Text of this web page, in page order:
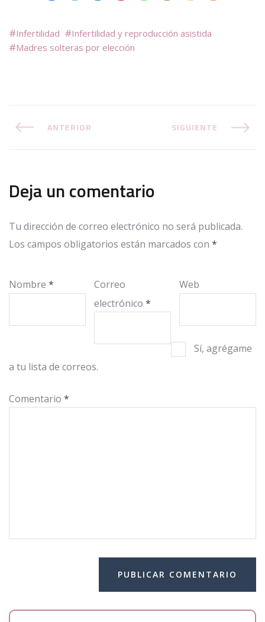
Infertilidad
Infertilidad y reproducción asistida
Madres solteras por elección
ANTERIOR SIGUIENTE
Deja un comentario
Tu dirección de correo electrónico no será publicada.
Los campos obligatorios están marcados con *
Nombre *
Correo
electrónico*
Web
Sí, agrégame
a tu lista de correos.
Comentario *